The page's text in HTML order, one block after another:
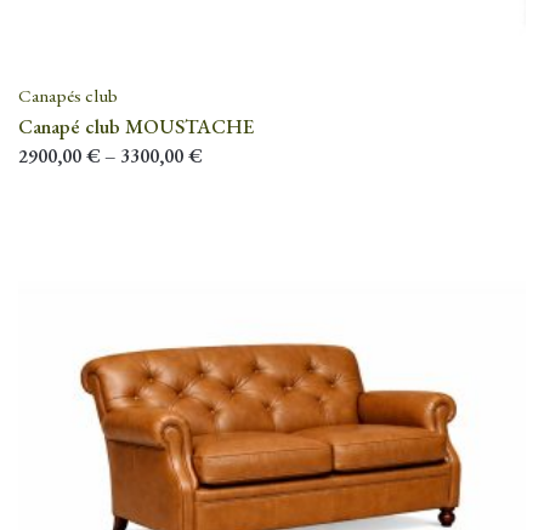
Canapés club
Canapé club MOUSTACHE
2900,00€– 3300,00€